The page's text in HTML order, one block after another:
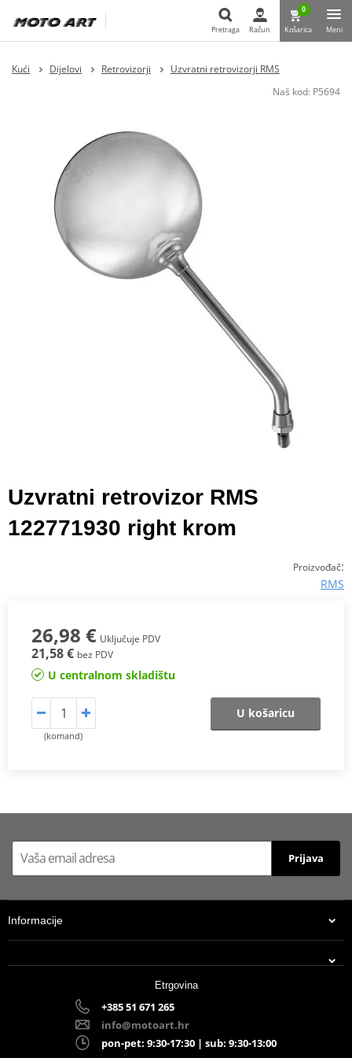
Pretraga Račun
0
Košarica Meni
Kući Dijelovi Retrovizorji
Uzvratni retrovizorji RMS
Naš kod: P5694
Uzvratni retrovizor RMS
122771930 right krom
Proizvođač:
RMS
26,98 € Uključuje PDV
21,58 € bez PDV
U centralnom skladištu
(komand)
U košaricu
Prijava
Informacije
Etrgovina
+385 51 671 265
info@motoart.hr
pon-pet: 9:30-17:30 | sub: 9:30-13:00